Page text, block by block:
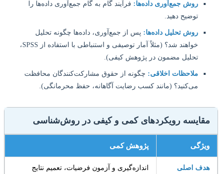
روش جمع‌آوری داده‌ها: فرآیند گام به گام جمع‌آوری داده‌ها را
توضیح دهید.
روش تحلیل داده‌ها: پس از جمع‌آوری، داده‌ها چگونه تحلیل
خواهند شد؟ (مثلاً آمار توصیفی و استنباطی با استفاده از SPSS،
تحلیل مضمون در پژوهش کیفی).
ملاحظات اخلاقی:چگونه از حقوق مشارکت‌کنندگان محافظت
می‌کنید؟ (مانند کسب رضایت آگاهانه، حفظ محرمانگی).
رویکردهای کمی و کیفی در روش‌شناسی
پژوهش کمی
اصلی اندازه‌گیری و آزمون فرضیات، تعمیم نتایج